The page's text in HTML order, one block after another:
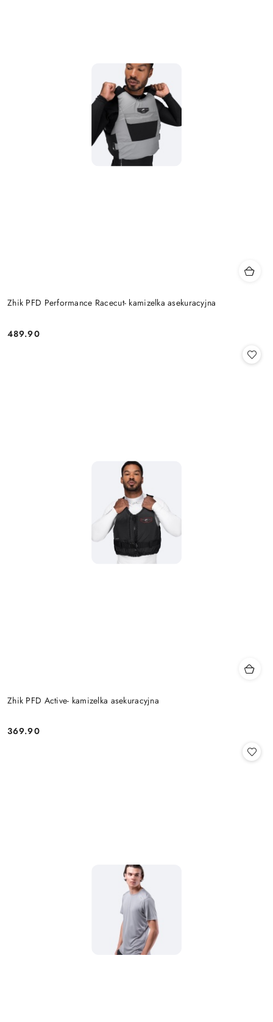
Zhik PFD Performance Racecut- kamizelka asekuracyjna
Cena:
489.90
Zhik PFD Active- kamizelka asekuracyjna
Cena:
369.90